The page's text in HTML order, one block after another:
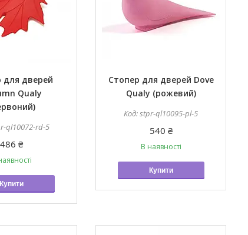
для дверей
Qualy
ql10072-rd-5
486 ₴
Купити
Стопер для дверей Dove
Qualy (рожевий)
stpr-ql10095-pl-5
540 ₴
В наявності
Купити